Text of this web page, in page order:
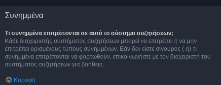
Συνημμένα
Τι συνημμένα επιτρέπονται σε αυτό το σύστημα συζητήσεων;
Κάθε διαχειριστής συστήματος συζητήσεων μπορεί να επιτρέπει ή να μην
επιτρέπει ορισμένους τύπους συνημμένων. Εάν δεν είστε σίγουρος (-η) τι
συνημμένα επιτρέπονται να φορτωθούν, επικοινωνήστε με τον διαχειριστή του
συστήματος συζητήσεων για βοήθεια.
Κορυφή